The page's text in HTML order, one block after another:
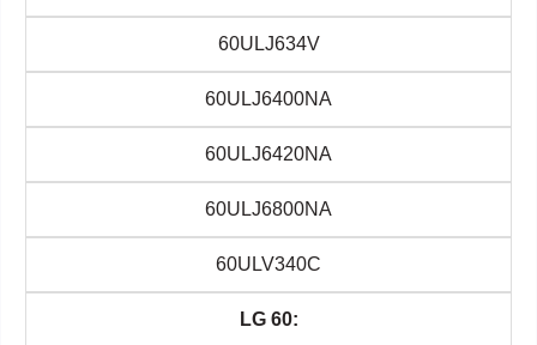
60ULJ634V
60ULJ6400NA
60ULJ6420NA
60ULJ6800NA
60ULV340C
LG 60: